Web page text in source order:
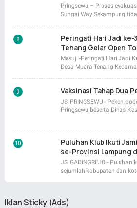
Pringsewu – Proses
Sungai Way Sekampung
Peringati Hari Jadi ke-
Tenang Gelar Open
Mesuji -Peringati Hari Jadi
Desa Muara Tenang
Vaksinasi Tahap Dua
JS, PRINGSEWU - Pekon
Pringsewu beserta Dinas
Puluhan Klub Ikuti
se-Provinsi Lampung
JS, GADINGREJO - Puluhan
sejumlah kabupaten dan
Iklan Sticky (Ads)